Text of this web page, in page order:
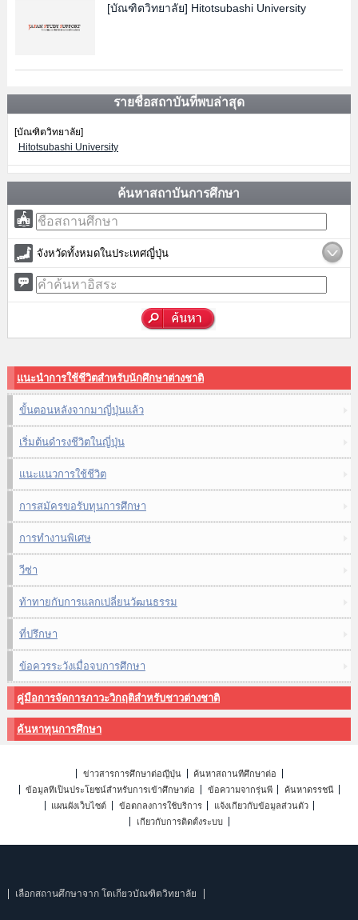
[บัณฑิตวิทยาลัย] Hitotsubashi University
รายชื่อสถาบันที่พบล่าสุด
[บัณฑิตวิทยาลัย]
Hitotsubashi University
ค้นหาสถาบันการศึกษา
จังหวัดทั้งหมดในประเทศญี่ปุ่น
แนะนำการใช้ชีวิตสำหรับนักศึกษาต่างชาติ
ขั้นตอนหลังจากมาญี่ปุ่นแล้ว
เริ่มต้นดำรงชีวิตในญี่ปุ่น
แนะแนวการใช้ชีวิต
การสมัครขอรับทุนการศึกษา
การทำงานพิเศษ
วีซ่า
ท้าทายกับการแลกเปลี่ยนวัฒนธรรม
ที่ปรึกษา
ข้อควรระวังเมื่อจบการศึกษา
คู่มือการจัดการภาวะวิกฤติสำหรับชาวต่างชาติ
ค้นหาทุนการศึกษา
ข่าวสารการศึกษาต่อญี่ปุ่น
ค้นหาสถานที่ศึกษาต่อ
ข้อมูลที่เป็นประโยชน์สำหรับการเข้าศึกษาต่อ
ข้อความจากรุ่นพี่
ค้นหาดรรชนี
แผนผังเว็บไซต์
ข้อตกลงการใช้บริการ
แจ้งเกี่ยวกับข้อมูลส่วนตัว
เกี่ยวกับการติดตั้งระบบ
เลือกสถานศึกษาจาก โตเกียวบัณฑิตวิทยาลัย